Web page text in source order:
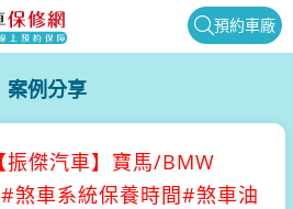
預約車廠
案例分享
【振傑汽車】寶馬/BMW
煞車系統保養時間#煞車油